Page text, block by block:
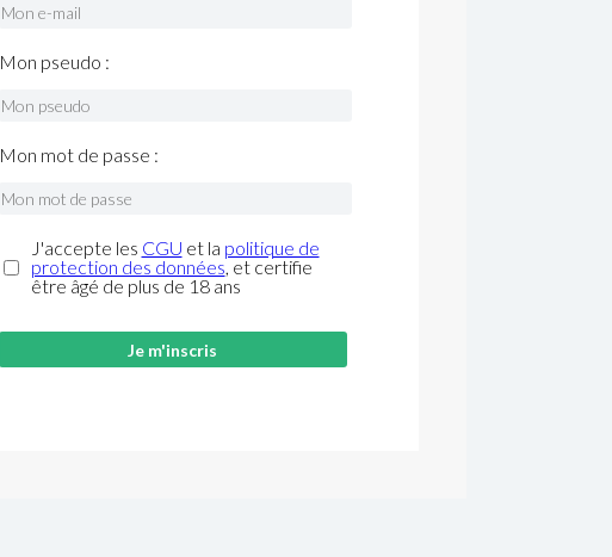
Mon pseudo :
Mon mot de passe :
J'accepte les CGU et la politique de
protection des données, et certifie
être âgé de plus de 18 ans